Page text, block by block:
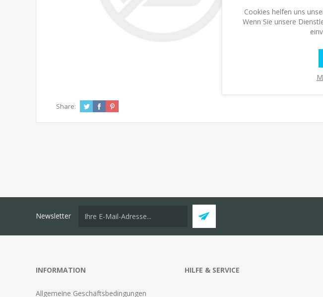
Bitte wählen
Verfügbarkeit:
Share:
Newsletter
INFORMATION
Allgemeine Geschäftsbedingungen
HILFE & SERVICE
Cookies helfen uns
Wenn Sie unsere